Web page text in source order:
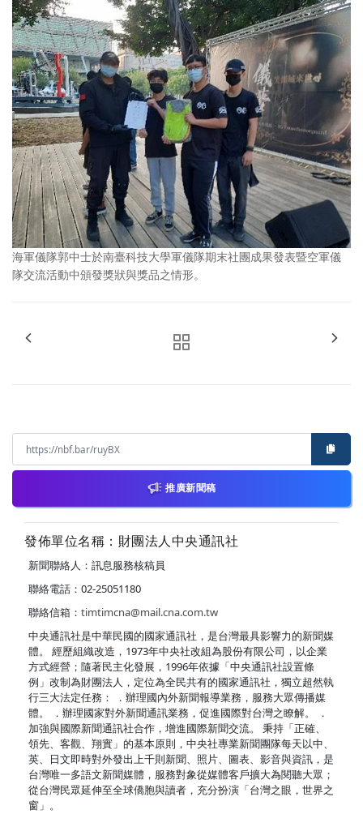
海軍儀隊郭中士於南臺科技大學軍儀隊期末社團成果發表暨空軍儀
隊交流活動中頒發獎狀與獎品之情形。
推廣新聞稿
發佈單位名稱：財團法人中央通訊社
新聞聯絡人：訊息服務核稿員
聯絡電話：02-25051180
聯絡信箱： timtimcna@mail.cna.com.tw
中央通訊社是中華民國的國家通訊社，是台灣最具影響力的新聞媒
體。 經歷組織改造，1973年中央社改組為股份有限公司，以企業
方式經營；隨著民主化發展，1996年依據「中央通訊社設置條
例」改制為財團法人，定位為全民共有的國家通訊社，獨立超然執
行三大法定任務： ．辦理國內外新聞報導業務，服務大眾傳播媒
體。 ．辦理國家對外新聞通訊業務，促進國際對台灣之瞭解。 ．
加強與國際新聞通訊社合作，增進國際新聞交流。 秉持「正確、
領先、客觀、翔實」的基本原則，中央社專業新聞團隊每天以中、
英、日文即時對外發出上千則新聞、照片、圖表、影音與資訊，是
台灣唯一多語文新聞媒體，服務對象從媒體客戶擴大為閱聽大眾；
從台灣民眾延伸至全球僑胞與讀者，充分扮演「台灣之眼，世界之
窗」。